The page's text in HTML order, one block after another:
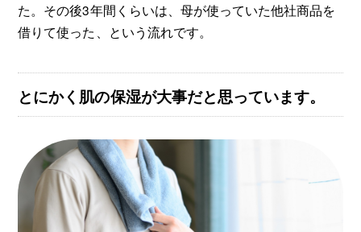
た。その後3年間くらいは、母が使っていた他社商品を
借りて使った、という流れです。
とにかく肌の保湿が大事だと思っています。